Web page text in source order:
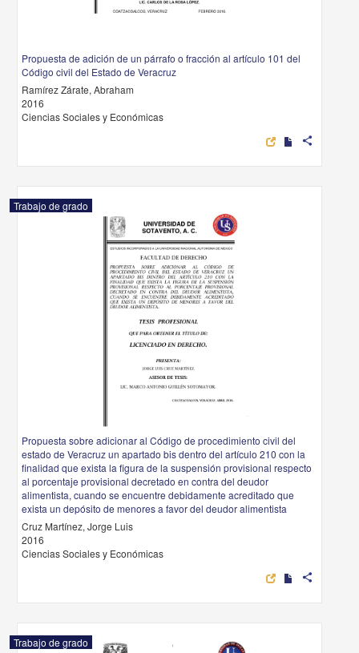
Propuesta de adición de un párrafo o fracción al artículo 101 del
Código civil del Estado de Veracruz
Ramírez Zárate, Abraham
2016
Ciencias Sociales y Económicas
share
Trabajo de grado
Propuesta sobre adicionar al Código de procedimiento civil del
estado de Veracruz un apartado bis dentro del artículo 210 con la
finalidad que exista la figura de la suspensión provisional respecto
al porcentaje provisional decretado en contra del deudor
alimentista, cuando se encuentre debidamente acreditado que
exista un depósito de menores a favor del deudor alimentista
Cruz Martínez, Jorge Luis
2016
Ciencias Sociales y Económicas
share
Trabajo de grado